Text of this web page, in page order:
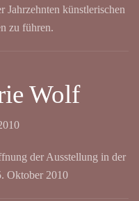
künstlerischen
zu führen.
Wolf
der Ausstellung in der
Oktober 2010